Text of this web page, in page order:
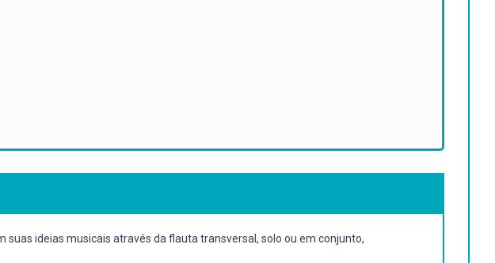
ideias musicais através da flauta transversal, solo ou em conjunto,